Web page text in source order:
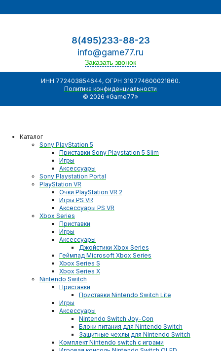
8(495)233-88-23
info@game77.ru
Заказать звонок
ИНН 772403854644, ОГРН 319774600021860.
Политика конфиденциальности
© 2026 «Game77»
Каталог
Sony PlayStation 5
Приставки Sony Playstation 5 Slim
Игры
Аксессуары
Sony Playstation Portal
PlayStation VR
Очки PlayStation VR 2
Игры PS VR
Аксессуары PS VR
Xbox Series
Приставки
Игры
Аксессуары
Джойстики Xbox Series
Геймпад Microsoft Xbox Series
Xbox Series S
Xbox Series X
Nintendo Switch
Приставки
Приставки Nintendo Switch Lite
Игры
Аксессуары
Nintendo Switch Joy-Con
Блоки питания для Nintendo Switch
Защитные чехлы для Nintendo Switch
Комплект Nintendo switch с играми